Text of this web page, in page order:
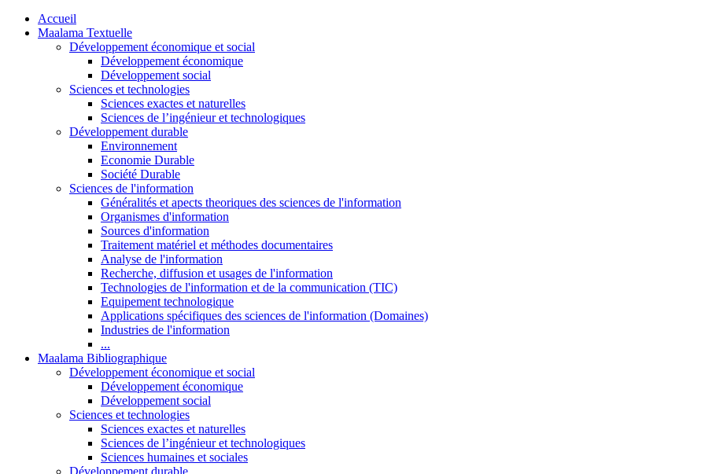
Accueil
Maalama Textuelle
Développement économique et social
Développement économique
Développement social
Sciences et technologies
Sciences exactes et naturelles
Sciences de l’ingénieur et technologiques
Développement durable
Environnement
Economie Durable
Société Durable
Sciences de l'information
Généralités et apects theoriques des sciences de l'information
Organismes d'information
Sources d'information
Traitement matériel et méthodes documentaires
Analyse de l'information
Recherche, diffusion et usages de l'information
Technologies de l'information et de la communication (TIC)
Equipement technologique
Applications spécifiques des sciences de l'information (Domaines)
Industries de l'information
...
Maalama Bibliographique
Développement économique et social
Développement économique
Développement social
Sciences et technologies
Sciences exactes et naturelles
Sciences de l’ingénieur et technologiques
Sciences humaines et sociales